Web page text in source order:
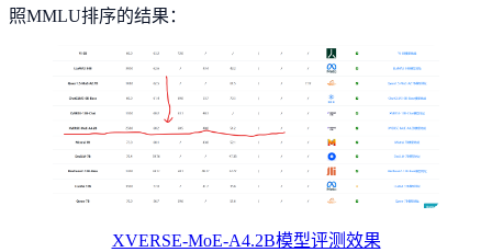
照MMLU排序的结果：
XVERSE-MoE-A4.2B模型评测效果